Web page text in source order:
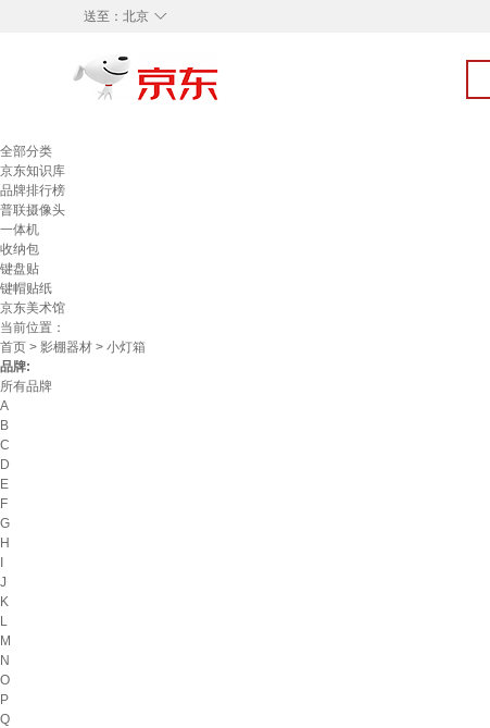
◇
送至： 北京
全部分类
京东知识库
品牌排行榜
普联摄像头
一体机
收纳包
键盘贴
键帽贴纸
京东美术馆
当前位置：
首页 > 影棚器材 > 小灯箱
品牌:
所有品牌
A
B
C
D
E
F
G
H
J
K
L
M
N
O
P
Q